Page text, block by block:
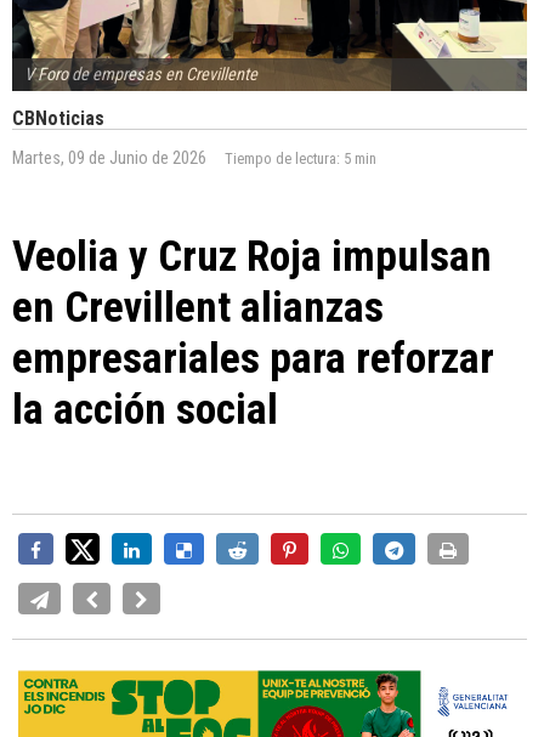
V Foro de empresas en Crevillente
CBNoticias
Martes, 09 de Junio de 2026 Tiempo de lectura: 5 min
Veolia y Cruz Roja impulsan
en Crevillent alianzas
empresariales para reforzar
la acción social